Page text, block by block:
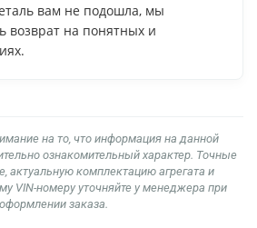
вам не подошла, мы
возврат на понятных и
на то, что информация на данной
ознакомительный характер. Точные
актуальную комплектацию агрегата и
VIN-номеру уточняйте у менеджера при
оформлении заказа.